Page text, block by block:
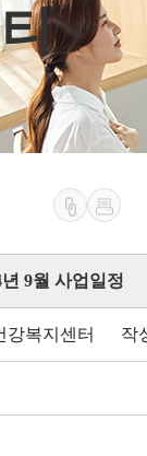
9월 사업일정
복지센터 작